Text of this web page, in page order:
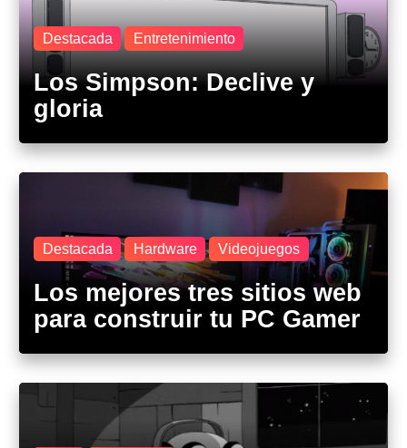
Destacada Entretenimiento
Los Simpson: Declive y
gloria
Destacada Hardware Videojuegos
Los mejores tres sitios web
para construir tu PC Gamer